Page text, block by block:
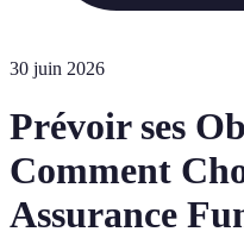
30 juin 2026
Prévoir ses
Comment
Assurance